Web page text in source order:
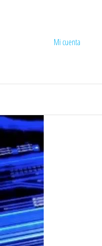
Mi cuenta